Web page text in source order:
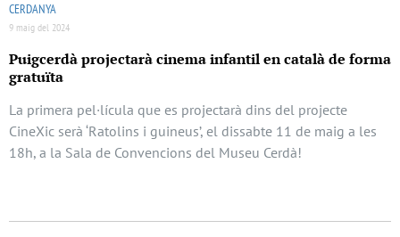
CERDANYA
9 maig del 2024
Puigcerdà projectarà cinema infantil en català de forma
gratuïta
La primera pel·lícula que es projectarà dins del projecte
CineXic serà ‘Ratolins i guineus’, el dissabte 11 de maig a les
18h, a la Sala de Convencions del Museu Cerdà!